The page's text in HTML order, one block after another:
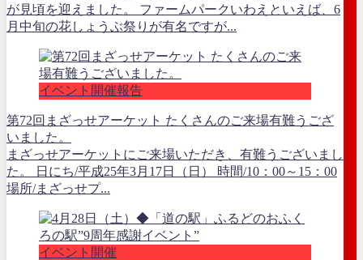
が見頃を迎えました。 ファームパークいわえといえば、6
月中旬の花しょうぶ祭りが有名ですが...
イベント開催報告
第72回まざっせアーケット たくさんのご来場有難うござ
いました。
まざっせアーケットにご来場いただき、有難うございまし
た。 日にち/平成25年3月17日（日） 時間/10：00～15：00
場所/まざっせプ...
イベント開催